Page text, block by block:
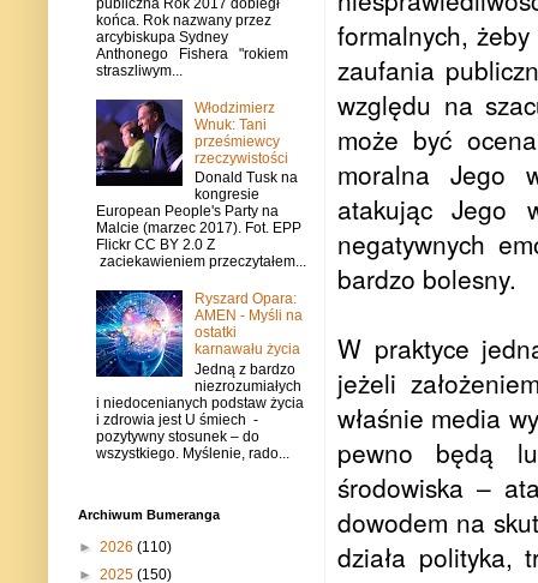
formalnych,
zaufania
względu na
może być
moralna Jego
atakując Jego
negatywnych
bardzo bolesny.
W praktyce
jeżeli
właśnie media
pewno będą
środowiska –
dowodem na
działa polityka,
publiczna Rok 2017 dobiegł
końca. Rok nazwany przez
arcybiskupa Sydney
Anthonego Fishera "rokiem
straszliwym...
Włodzimierz
Wnuk: Tani
prześmiewcy
rzeczywistości
Donald Tusk na
kongresie
European People's Party na
Malcie (marzec 2017). Fot. EPP
Flickr CC BY 2.0 Z
zaciekawieniem przeczytałem...
Ryszard Opara:
AMEN - Myśli na
ostatki
karnawału życia
Jedną z bardzo
niezrozumiałych
i niedocenianych podstaw życia
i zdrowia jest U śmiech -
pozytywny stosunek – do
wszystkiego. Myślenie, rado...
Archiwum Bumeranga
► 2026 (110)
► 2025 (150)